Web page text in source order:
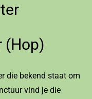
(Hop)
die bekend staat om
vind je die